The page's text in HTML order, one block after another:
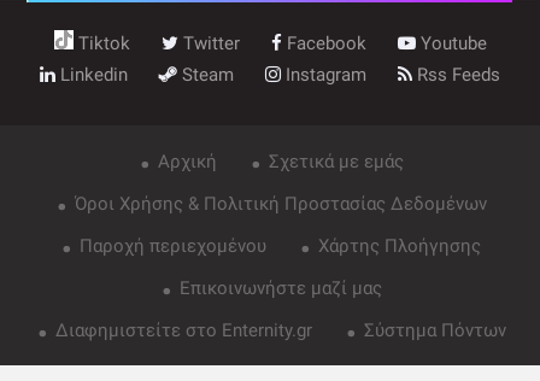
Tiktok Twitter Facebook
Youtube
Linkedin
Steam Instagram Rss Feeds
Αρχική
Σχετικά με εμάς
Όροι Χρήσης & Πολιτική Προστασίας Δεδομένων
Παροχή περιεχομένου
Χάρτης Πλοήγησης
Επικοινωνήστε μαζί μας
Διαφημιστείτε στο Enternity.gr
Σύστημα Πόντων